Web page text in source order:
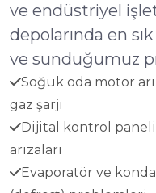
ve endüstriyel
depolarında en sık
ve sunduğumuz
Soğuk oda motor
gaz şarjı
Dijital kontrol
arızaları
Evaporatör ve